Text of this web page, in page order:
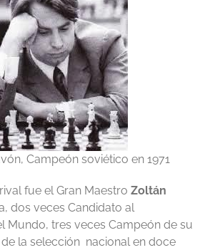
Campeón soviético en 1971
fue el Gran Maestro Zoltán
dos veces Candidato al
Mundo, tres veces Campeón de su
la selección nacional en doce